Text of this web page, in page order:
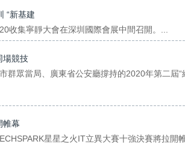
“新基建
收集寧靜大會在深圳國際會展中間召開。...
場競技
眾當局、廣東省公安廳撐持的2020年第二屆“
帷幕
星星之火IT立異大賽十強決賽將拉開